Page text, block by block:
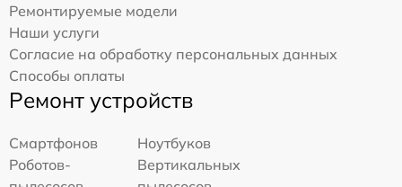
Ремонтируемые модели
Наши услуги
Согласие на обработку персональных данных
Способы оплаты
Ремонт устройств
Смартфонов
Ноутбуков
Роботов-
Вертикальных